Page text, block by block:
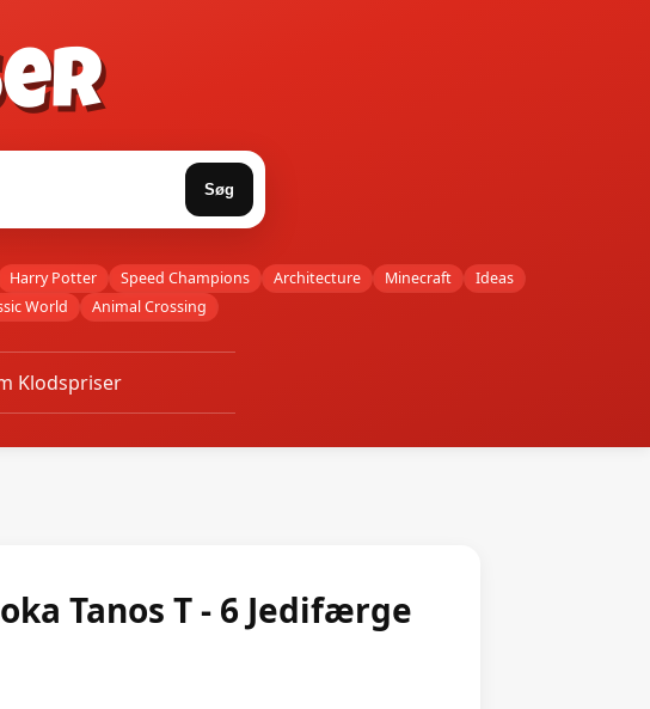
Søg
Harry Potter Speed Champions Architecture Minecraft
Ideas
World Animal Crossing
Klodspriser
Tanos T - 6 Jedifærge